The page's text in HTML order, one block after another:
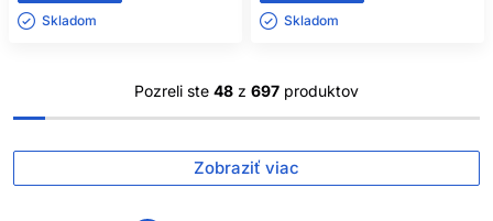
Skladom ㅤ Skladom ㅤ
Pozreli ste 48 z 697 produktov
Zobraziť viac